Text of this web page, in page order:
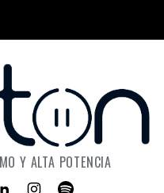
Y ALTA POTENCIA